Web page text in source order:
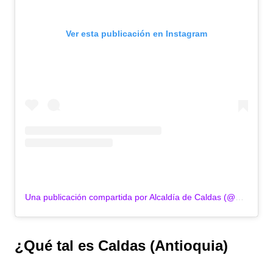
Ver esta publicación en Instagram
¿Qué tal es Caldas (Antioquia)